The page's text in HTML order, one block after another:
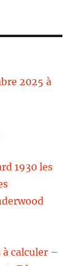
2025 à
1930 les
à calculer –